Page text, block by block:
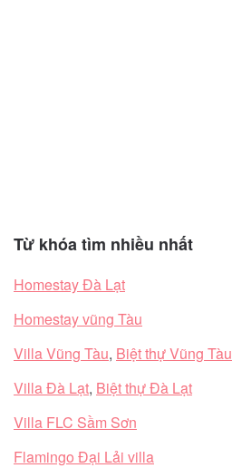
Từ khóa tìm nhiều nhất
Homestay Đà Lạt
Homestay vũng Tàu
Villa Vũng Tàu, Biệt thự Vũng Tàu
Villa Đà Lạt, Biệt thự Đà Lạt
Villa FLC Sầm Sơn
Flamingo Đại Lải villa